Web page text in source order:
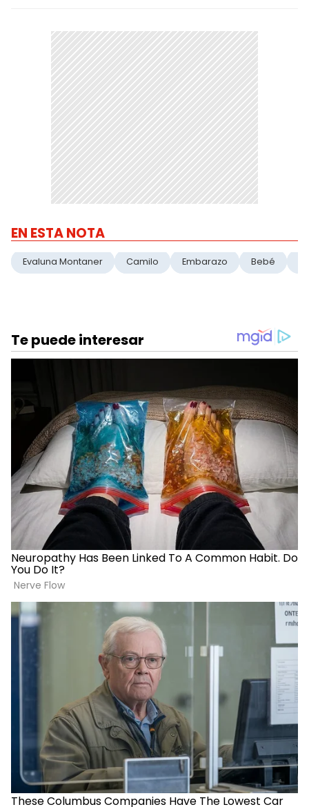
EN ESTA NOTA
Evaluna Montaner Camilo Embarazo Bebé